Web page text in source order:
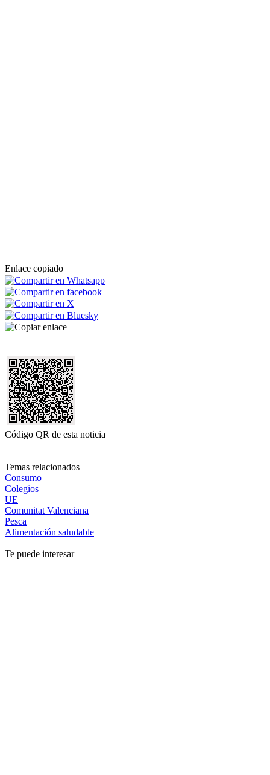
Enlace copiado
Código QR de esta noticia
Temas relacionados
Consumo
Colegios
UE
Comunitat Valenciana
Pesca
Alimentación saludable
Te puede interesar